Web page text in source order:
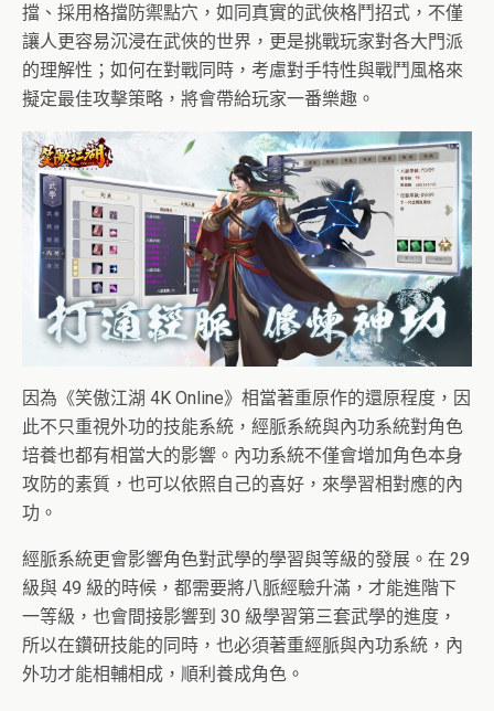
擋、採用格擋防禦點穴，如同真實的武俠格鬥招式，不僅
讓人更容易沉浸在武俠的世界，更是挑戰玩家對各大門派
的理解性；如何在對戰同時，考慮對手特性與戰鬥風格來
擬定最佳攻擊策略，將會帶給玩家一番樂趣。
因為《笑傲江湖 4K Online》相當著重原作的還原程度，因
此不只重視外功的技能系統，經脈系統與內功系統對角色
培養也都有相當大的影響。內功系統不僅會增加角色本身
攻防的素質，也可以依照自己的喜好，來學習相對應的內
功。
經脈系統更會影響角色對武學的學習與等級的發展。在 29
級與 49 級的時候，都需要將八脈經驗升滿，才能進階下
一等級，也會間接影響到 30 級學習第三套武學的進度，
所以在鑽研技能的同時，也必須著重經脈與內功系統，內
外功才能相輔相成，順利養成角色。